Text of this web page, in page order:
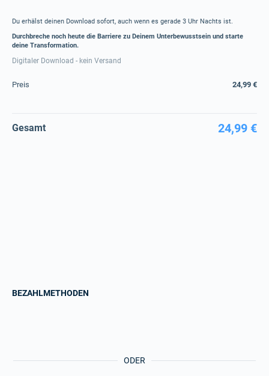
Du erhälst deinen Download sofort, auch wenn es gerade 3 Uhr Nachts ist.
Durchbreche noch heute die Barriere zu Deinem Unterbewusstsein und starte
deine Transformation.
Digitaler Download - kein Versand
Preis 24,99 €
Gesamt 24,99 €
ODER
BEZAHLMETHODEN